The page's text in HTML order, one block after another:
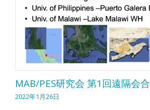
MAB/PES研究会 第1回遠隔会合
2022年1月26日